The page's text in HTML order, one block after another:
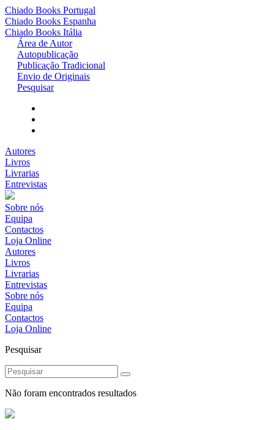
Chiado Books Portugal
Chiado Books Espanha
Chiado Books Itália
Área de Autor
Autopublicação
Publicação Tradicional
Envio de Originais
Pesquisar
Autores
Livros
Livrarias
Entrevistas
Sobre nós
Equipa
Contactos
Loja Online
Autores
Livros
Livrarias
Entrevistas
Sobre nós
Equipa
Contactos
Loja Online
Pesquisar
Não foram encontrados resultados